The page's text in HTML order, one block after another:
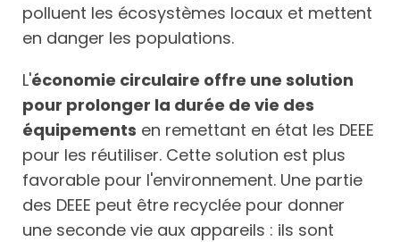
polluent les écosystèmes locaux et mettent
en danger les populations.
L'économie circulaire offre une solution
pour prolonger la durée de vie des
équipements en remettant en état les DEEE
pour les réutiliser. Cette solution est plus
favorable pour l'environnement. Une partie
des DEEE peut être recyclée pour donner
une seconde vie aux appareils : ils sont